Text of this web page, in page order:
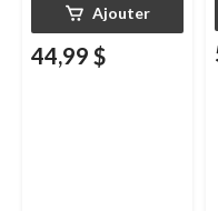
Ajouter
44,99 $